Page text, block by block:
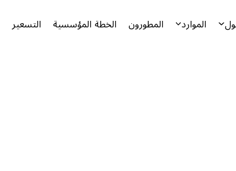
الموارد المطورون الخطة المؤسسية التسعير